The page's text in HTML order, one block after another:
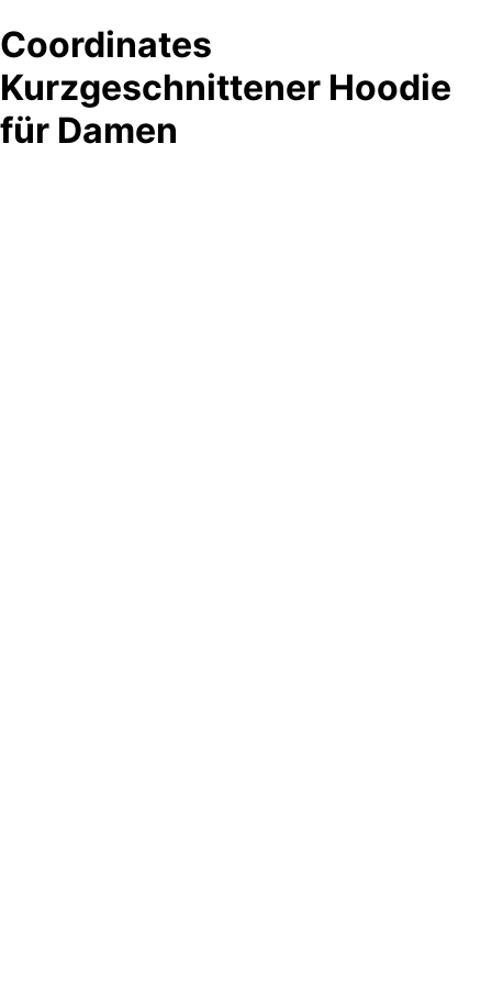
Coordinates
Kurzgeschnittener Hoodie
für Damen